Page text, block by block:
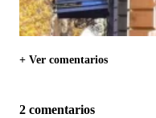
+ Ver comentarios
2 comentarios